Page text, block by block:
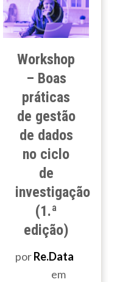
Workshop
– Boas
práticas
de gestão
de dados
no ciclo
de
investigação
(1.ª
edição)
porRe.Data
em